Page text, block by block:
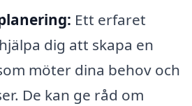
Ett erfaret
dig att skapa en
möter dina behov och
De kan ge råd om